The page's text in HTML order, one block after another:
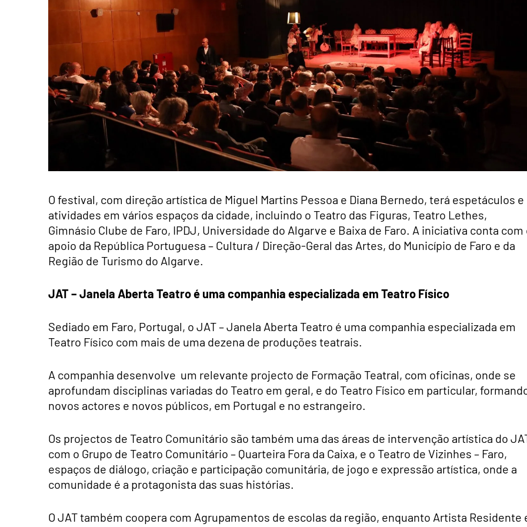
O festival, com direção artística de Miguel Martins Pessoa e Diana Bernedo, terá espetáculos e
atividades em vários espaços da cidade, incluindo o Teatro das Figuras, Teatro Lethes,
Gimnásio Clube de Faro, IPDJ, Universidade do Algarve e Baixa de Faro. A iniciativa conta com
apoio da República Portuguesa – Cultura / Direção-Geral das Artes, do Município de Faro e da
Região de Turismo do Algarve.
JAT – Janela Aberta Teatro é uma companhia especializada em Teatro Físico
Sediado em Faro, Portugal, o JAT – Janela Aberta Teatro é uma companhia especializada em
Teatro Físico com mais de uma dezena de produções teatrais.
A companhia desenvolve um relevante projecto de Formação Teatral, com oficinas, onde se
aprofundam disciplinas variadas do Teatro em geral, e do Teatro Físico em particular,
novos actores e novos públicos, em Portugal e no estrangeiro.
Os projectos de Teatro Comunitário são também uma das áreas de intervenção artística do
com o Grupo de Teatro Comunitário – Quarteira Fora da Caixa, e o Teatro de Vizinhes – Faro,
espaços de diálogo, criação e participação comunitária, de jogo e expressão artística, onde a
comunidade é a protagonista das suas histórias.
O JAT também coopera com Agrupamentos de escolas da região, enquanto Artista Residente